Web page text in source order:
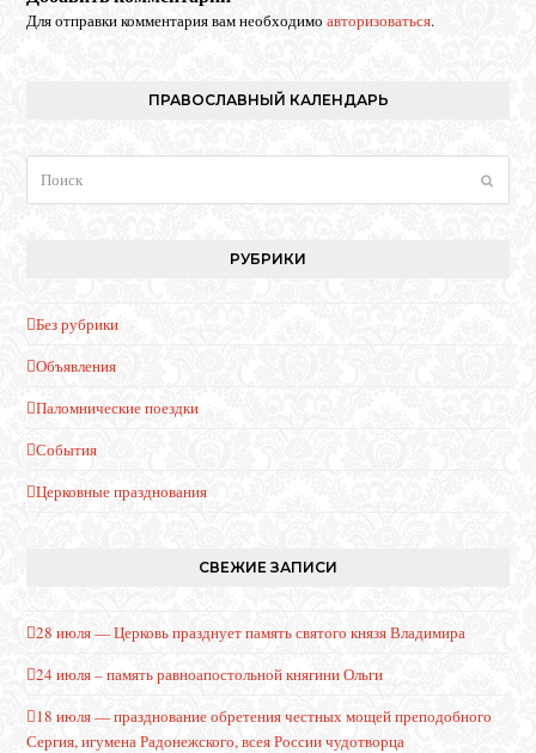
Для отправки комментария вам необходимоавторизоваться.
ПРАВОСЛАВНЫЙ КАЛЕНДАРЬ
РУБРИКИ
Без рубрики
Объявления
Паломнические поездки
События
Церковные празднования
СВЕЖИЕ ЗАПИСИ
28 июля — Церковь празднует память святого князя Владимира
24 июля – память равноапостольной княгини Ольги
18 июля — празднование обретения честных мощей преподобного
Сергия, игумена Радонежского, всея России чудотворца